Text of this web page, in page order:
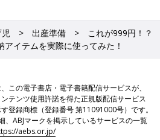
出産準備
これが999円！？
イテムを実際に使ってみた！
この電子書店・電子書籍配信サービスが、
テンツ使用許諾を得た正規版配信サービス
登録商標（登録番号 第11091000号）です。
、ABJマークを掲示しているサービスの一覧
aebs.or.jp/